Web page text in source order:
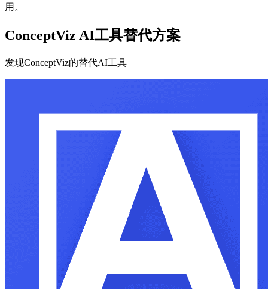
用。
ConceptViz AI工具替代方案
发现ConceptViz的替代AI工具